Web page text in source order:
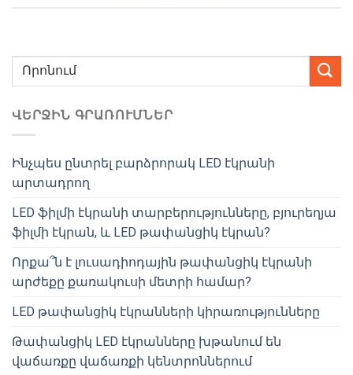
ՎԵՐՋԻՆ ԳՐԱՌՈՒՄՆԵՐ
Ինչպես ընտրել բարձրորակ LED էկրանի
արտադրող
LED ֆիլմի էկրանի տարբերությունները, բյուրեղյա
ֆիլմի էկրան, և LED թափանցիկ էկրան?
Որքա՞ն է լուսադիոդային թափանցիկ էկրանի
արժեքը քառակուսի մետրի համար?
LED թափանցիկ էկրանների կիրառությունները
Թափանցիկ LED էկրանները խթանում են
վաճառքը վաճառքի կենտրոններում